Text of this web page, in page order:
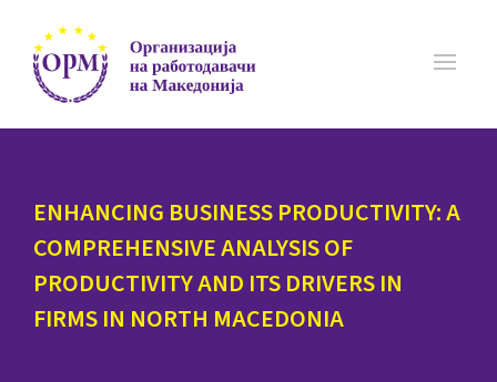
ENHANCING BUSINESS PRODUCTIVITY: A
COMPREHENSIVE ANALYSIS OF
PRODUCTIVITY AND ITS DRIVERS IN
FIRMS IN NORTH MACEDONIA